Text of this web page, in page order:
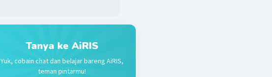
Tanya ke AiRIS
Yuk, cobain chat dan belajar bareng AiRIS,
teman pintarmu!